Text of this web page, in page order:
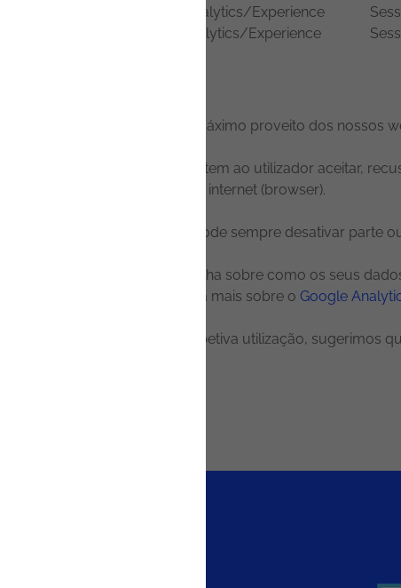
l Analytics/Experience
Analytics/Experience
cookies ajudam-no a tirar o máximo proveito dos nossos
de internet (browsers) permitem ao utilizador aceitar,
no respectivo navegador de internet (browser).
uso de cookies, o utilizador pode sempre desativar parte
utilizadores uma maior escolha sobre como os seus
Opt-out Add-on. Saiba mais sobre o Google
sobre cookies e a respetiva utilização, sugerimos